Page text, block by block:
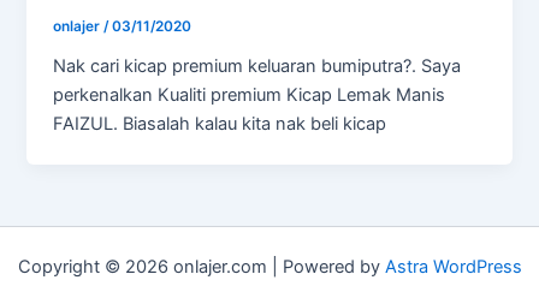
onlajer/03/11/2020
Nak cari kicap premium keluaran bumiputra?. Saya
perkenalkan Kualiti premium Kicap Lemak Manis
FAIZUL. Biasalah kalau kita nak beli kicap
Copyright © 2026 onlajer.com | Powered by Astra WordPress